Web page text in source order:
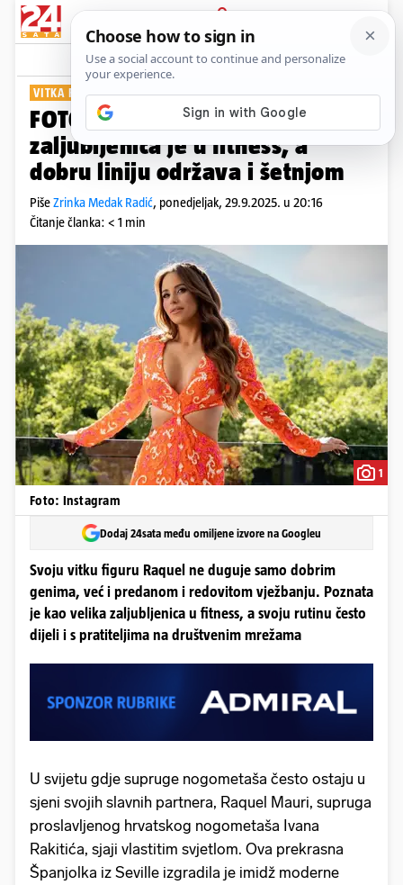
PRIJAVA
Show Komentari
VITKA FIGURA
FOTO Rakitićeva lijepa Raquel
zaljubljenica je u fitness, a
dobru liniju održava i šetnjom
PišeZrinka Medak Radić, ponedjeljak, 29.9.2025. u 20:16
Čitanje članka: < 1 min
1
Foto: Instagram
Dodaj 24sata među omiljene izvore na Googleu
Svoju vitku figuru Raquel ne duguje samo dobrim
genima, već i predanom i redovitom vježbanju. Poznata
je kao velika zaljubljenica u fitness, a svoju rutinu često
dijeli i s pratiteljima na društvenim mrežama
U svijetu gdje supruge nogometaša često ostaju u
sjeni svojih slavnih partnera, Raquel Mauri, supruga
proslavljenog hrvatskog nogometaša Ivana
Rakitića, sjaji vlastitim svjetlom. Ova prekrasna
Španjolka iz Seville izgradila je imidž moderne